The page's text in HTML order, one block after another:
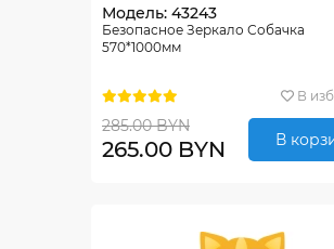
Модель: 43243
Безопасное Зеркало Собачка
570*1000мм
В
285.00 BYN
265.00 BYN В